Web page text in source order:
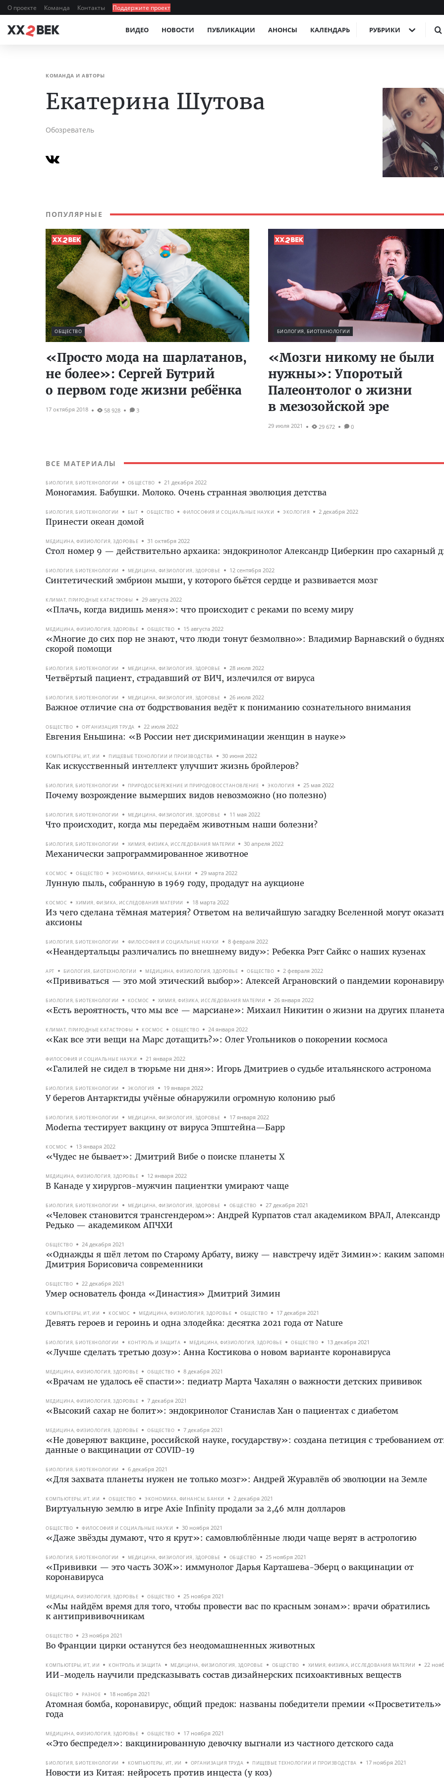
О проекте Команда Контакты Поддержите проект
ВИДЕО НОВОСТИ ПУБЛИКАЦИИ АНОНСЫ КАЛЕНДАРЬ РУБРИКИ
КОМАНДА И АВТОРЫ
Екатерина Шутова
Обозреватель
ПОПУЛЯРНЫЕ
ОБЩЕСТВО
«Просто мода на шарлатанов,
не более»: Сергей Бутрий
о первом годе жизни ребёнка
17 октября 2018 58 928 3
БИОЛОГИЯ, БИОТЕХНОЛОГИИ
«Мозги никому не были
нужны»: Упоротый
Палеонтолог о жизни
в мезозойской эре
29 июля 2021 29 672 0
ВСЕ МАТЕРИАЛЫ
БИОЛОГИЯ, БИОТЕХНОЛОГИИ ОБЩЕСТВО 21 декабря 2022
Моногамия. Бабушки. Молоко. Очень странная эволюция детства
БИОЛОГИЯ, БИОТЕХНОЛОГИИ БЫТ ОБЩЕСТВО ФИЛОСОФИЯ И СОЦИАЛЬНЫЕ НАУКИ ЭКОЛОГИЯ 2 декабря 2022
Принести океан домой
МЕДИЦИНА, ФИЗИОЛОГИЯ, ЗДОРОВЬЕ 31 октября 2022
Стол номер 9 — действительно архаика: эндокринолог Александр Циберкин про сахарный
БИОЛОГИЯ, БИОТЕХНОЛОГИИ МЕДИЦИНА, ФИЗИОЛОГИЯ, ЗДОРОВЬЕ 12 сентября 2022
Синтетический эмбрион мыши, у которого бьётся сердце и развивается мозг
КЛИМАТ, ПРИРОДНЫЕ КАТАСТРОФЫ 29 августа 2022
«Плачь, когда видишь меня»: что происходит с реками по всему миру
МЕДИЦИНА, ФИЗИОЛОГИЯ, ЗДОРОВЬЕ ОБЩЕСТВО 15 августа 2022
«Многие до сих пор не знают, что люди тонут безмолвно»: Владимир Варнавский о буднях
скорой помощи
БИОЛОГИЯ, БИОТЕХНОЛОГИИ МЕДИЦИНА, ФИЗИОЛОГИЯ, ЗДОРОВЬЕ 28 июля 2022
Четвёртый пациент, страдавший от ВИЧ, излечился от вируса
БИОЛОГИЯ, БИОТЕХНОЛОГИИ МЕДИЦИНА, ФИЗИОЛОГИЯ, ЗДОРОВЬЕ 26 июля 2022
Важное отличие сна от бодрствования ведёт к пониманию сознательного внимания
ОБЩЕСТВО ОРГАНИЗАЦИЯ ТРУДА 22 июля 2022
Евгения Еньшина: «В России нет дискриминации женщин в науке»
КОМПЬЮТЕРЫ, ИТ, ИИ ПИЩЕВЫЕ ТЕХНОЛОГИИ И ПРОИЗВОДСТВА 30 июня 2022
Как искусственный интеллект улучшит жизнь бройлеров?
БИОЛОГИЯ, БИОТЕХНОЛОГИИ ПРИРОДОСБЕРЕЖЕНИЕ И ПРИРОДОВОССТАНОВЛЕНИЕ ЭКОЛОГИЯ 25 мая 2022
Почему возрождение вымерших видов невозможно (но полезно)
БИОЛОГИЯ, БИОТЕХНОЛОГИИ МЕДИЦИНА, ФИЗИОЛОГИЯ, ЗДОРОВЬЕ 11 мая 2022
Что происходит, когда мы передаём животным наши болезни?
БИОЛОГИЯ, БИОТЕХНОЛОГИИ ХИМИЯ, ФИЗИКА, ИССЛЕДОВАНИЯ МАТЕРИИ 30 апреля 2022
Механически запрограммированное животное
КОСМОС ОБЩЕСТВО ЭКОНОМИКА, ФИНАНСЫ, БАНКИ 29 марта 2022
Лунную пыль, собранную в 1969 году, продадут на аукционе
КОСМОС ХИМИЯ, ФИЗИКА, ИССЛЕДОВАНИЯ МАТЕРИИ 18 марта 2022
Из чего сделана тёмная материя? Ответом на величайшую загадку Вселенной могут
аксионы
БИОЛОГИЯ, БИОТЕХНОЛОГИИ ФИЛОСОФИЯ И СОЦИАЛЬНЫЕ НАУКИ 8 февраля 2022
«Неандертальцы различались по внешнему виду»: Ребекка Рэгг Сайкс о наших кузенах
АРТ БИОЛОГИЯ, БИОТЕХНОЛОГИИ МЕДИЦИНА, ФИЗИОЛОГИЯ, ЗДОРОВЬЕ ОБЩЕСТВО 2 февраля 2022
«Прививаться — это мой этический выбор»: Алексей Аграновский о пандемии
БИОЛОГИЯ, БИОТЕХНОЛОГИИ КОСМОС ХИМИЯ, ФИЗИКА, ИССЛЕДОВАНИЯ МАТЕРИИ 26 января 2022
«Есть вероятность, что мы все — марсиане»: Михаил Никитин о жизни на других
КЛИМАТ, ПРИРОДНЫЕ КАТАСТРОФЫ КОСМОС ОБЩЕСТВО 24 января 2022
«Как все эти вещи на Марс дотащить?»: Олег Угольников о покорении космоса
ФИЛОСОФИЯ И СОЦИАЛЬНЫЕ НАУКИ 21 января 2022
«Галилей не сидел в тюрьме ни дня»: Игорь Дмитриев о судьбе итальянского астронома
БИОЛОГИЯ, БИОТЕХНОЛОГИИ ЭКОЛОГИЯ 19 января 2022
У берегов Антарктиды учёные обнаружили огромную колонию рыб
БИОЛОГИЯ, БИОТЕХНОЛОГИИ МЕДИЦИНА, ФИЗИОЛОГИЯ, ЗДОРОВЬЕ 17 января 2022
Moderna тестирует вакцину от вируса Эпштейна—Барр
КОСМОС 13 января 2022
«Чудес не бывает»: Дмитрий Вибе о поиске планеты Х
МЕДИЦИНА, ФИЗИОЛОГИЯ, ЗДОРОВЬЕ 12 января 2022
В Канаде у хирургов-мужчин пациентки умирают чаще
БИОЛОГИЯ, БИОТЕХНОЛОГИИ МЕДИЦИНА, ФИЗИОЛОГИЯ, ЗДОРОВЬЕ ОБЩЕСТВО 27 декабря 2021
«Человек становится трансгендером»: Андрей Курпатов стал академиком ВРАЛ, Александр
Редько — академиком АПЧХИ
ОБЩЕСТВО 24 декабря 2021
«Однажды я шёл летом по Старому Арбату, вижу — навстречу идёт Зимин»: каким
Дмитрия Борисовича современники
ОБЩЕСТВО 22 декабря 2021
Умер основатель фонда «Династия» Дмитрий Зимин
КОМПЬЮТЕРЫ, ИТ, ИИ КОСМОС МЕДИЦИНА, ФИЗИОЛОГИЯ, ЗДОРОВЬЕ ОБЩЕСТВО 17 декабря 2021
Девять героев и героинь и одна злодейка: десятка 2021 года от Nature
БИОЛОГИЯ, БИОТЕХНОЛОГИИ КОНТРОЛЬ И ЗАЩИТА МЕДИЦИНА, ФИЗИОЛОГИЯ, ЗДОРОВЬЕ ОБЩЕСТВО 13 декабря 2021
«Лучше сделать третью дозу»: Анна Костикова о новом варианте коронавируса
МЕДИЦИНА, ФИЗИОЛОГИЯ, ЗДОРОВЬЕ ОБЩЕСТВО 8 декабря 2021
«Врачам не удалось её спасти»: педиатр Марта Чахалян о важности детских прививок
МЕДИЦИНА, ФИЗИОЛОГИЯ, ЗДОРОВЬЕ 7 декабря 2021
«Высокий сахар не болит»: эндокринолог Станислав Хан о пациентах с диабетом
МЕДИЦИНА, ФИЗИОЛОГИЯ, ЗДОРОВЬЕ ОБЩЕСТВО 7 декабря 2021
«Не доверяют вакцине, российской науке, государству»: создана петиция с требованием
данные о вакцинации от COVID-19
БИОЛОГИЯ, БИОТЕХНОЛОГИИ 6 декабря 2021
«Для захвата планеты нужен не только мозг»: Андрей Журавлёв об эволюции на Земле
КОМПЬЮТЕРЫ, ИТ, ИИ ОБЩЕСТВО ЭКОНОМИКА, ФИНАНСЫ, БАНКИ 2 декабря 2021
Виртуальную землю в игре Axie Infinity продали за 2,46 млн долларов
ОБЩЕСТВО ФИЛОСОФИЯ И СОЦИАЛЬНЫЕ НАУКИ 30 ноября 2021
«Даже звёзды думают, что я крут»: самовлюблённые люди чаще верят в астрологию
БИОЛОГИЯ, БИОТЕХНОЛОГИИ МЕДИЦИНА, ФИЗИОЛОГИЯ, ЗДОРОВЬЕ ОБЩЕСТВО 25 ноября 2021
«Прививки — это часть ЗОЖ»: иммунолог Дарья Карташева-Эберц о вакцинации от
коронавируса
МЕДИЦИНА, ФИЗИОЛОГИЯ, ЗДОРОВЬЕ ОБЩЕСТВО 25 ноября 2021
«Мы найдём время для того, чтобы провести вас по красным зонам»: врачи обратились
к антипрививочникам
ОБЩЕСТВО 23 ноября 2021
Во Франции цирки останутся без неодомашненных животных
КОМПЬЮТЕРЫ, ИТ, ИИ КОНТРОЛЬ И ЗАЩИТА МЕДИЦИНА, ФИЗИОЛОГИЯ, ЗДОРОВЬЕ ОБЩЕСТВО ХИМИЯ, ФИЗИКА, ИССЛЕДОВАНИЯ МАТЕРИИ 22
ИИ-модель научили предсказывать состав дизайнерских психоактивных веществ
ОБЩЕСТВО РАЗНОЕ 18 ноября 2021
Атомная бомба, коронавирус, общий предок: названы победители премии «Просветитель»
года
МЕДИЦИНА, ФИЗИОЛОГИЯ, ЗДОРОВЬЕ ОБЩЕСТВО 17 ноября 2021
«Это беспредел»: вакцинированную девочку выгнали из частного детского сада
БИОЛОГИЯ, БИОТЕХНОЛОГИИ КОМПЬЮТЕРЫ, ИТ, ИИ ОРГАНИЗАЦИЯ ТРУДА ПИЩЕВЫЕ ТЕХНОЛОГИИ И ПРОИЗВОДСТВА 17 ноября 2021
Новости из Китая: нейросеть против инцеста (у коз)